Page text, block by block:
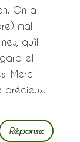
On a
mal
qu’il
et
Merci
Réponse